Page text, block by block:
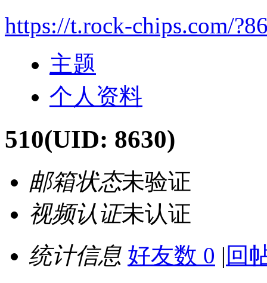
https://t.rock-chips.com/
主题
个人资料
510(UID: 8630)
邮箱状态未验证
视频认证未认证
统计信息 好友数 0 | 回